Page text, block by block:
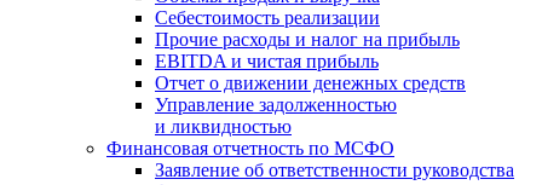
Себестоимость реализации
Прочие расходы и налог на прибыль
EBITDA и чистая прибыль
Отчет о движении денежных средств
Управление задолженностью
и ликвидностью
Финансовая отчетность по МСФО
Заявление об ответственности руководства